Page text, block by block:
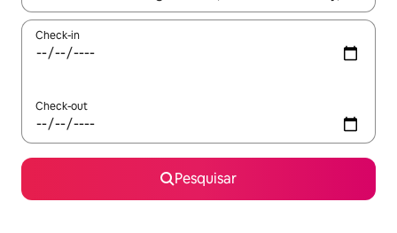
Check-in
Check-out
Pesquisar